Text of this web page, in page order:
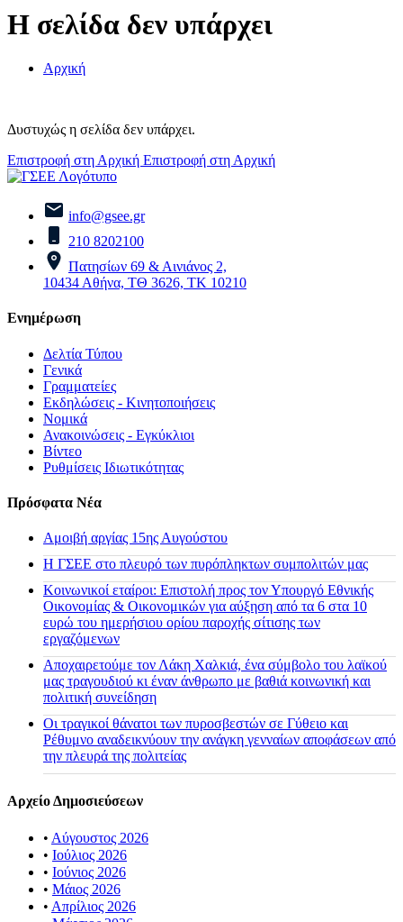
Η σελίδα δεν υπάρχει
Αρχική
Δυστυχώς η σελίδα δεν υπάρχει.
Επιστροφή στη Αρχική Επιστροφή στη Αρχική
info@gsee.gr
210 8202100
Πατησίων 69 & Αινιάνος 2,
10434 Αθήνα, ΤΘ 3626, ΤΚ 10210
Ενημέρωση
Δελτία Τύπου
Γενικά
Γραμματείες
Εκδηλώσεις - Κινητοποιήσεις
Νομικά
Ανακοινώσεις - Εγκύκλιοι
Βίντεο
Ρυθμίσεις Ιδιωτικότητας
Πρόσφατα Νέα
Αμοιβή αργίας 15ης Αυγούστου
H ΓΣΕΕ στο πλευρό των πυρόπληκτων συμπολιτών μας
Κοινωνικοί εταίροι: Επιστολή προς τον Υπουργό Εθνικής
Οικονομίας & Οικονομικών για αύξηση από τα 6 στα 10
ευρώ του ημερήσιου ορίου παροχής σίτισης των
εργαζόμενων
Αποχαιρετούμε τον Λάκη Χαλκιά, ένα σύμβολο του λαϊκού
μας τραγουδιού κι έναν άνθρωπο με βαθιά κοινωνική και
πολιτική συνείδηση
Οι τραγικοί θάνατοι των πυροσβεστών σε Γύθειο και
Ρέθυμνο αναδεικνύουν την ανάγκη γενναίων αποφάσεων από
την πλευρά της πολιτείας
Αρχείο Δημοσιεύσεων
• Αύγουστος 2026
• Ιούλιος 2026
• Ιούνιος 2026
• Μάιος 2026
• Απρίλιος 2026